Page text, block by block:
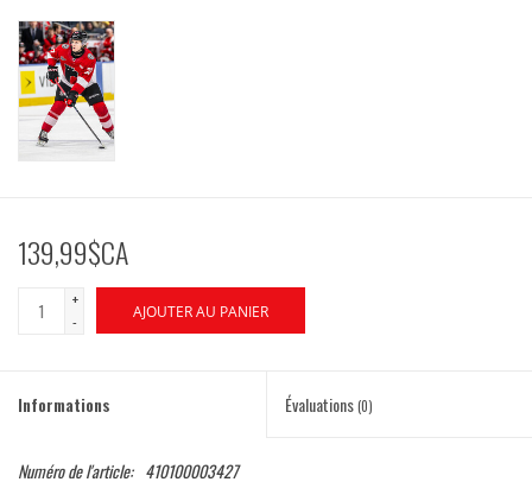
139,99$CA
+
-
AJOUTER AU PANIER
Informations Évaluations(0)
Numéro de l'article: 410100003427